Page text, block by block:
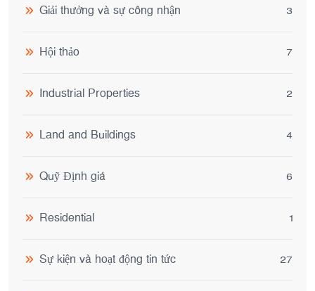
Giải thưởng và sự công nhận 3
Hội thảo 7
Industrial Properties 2
Land and Buildings 4
Quỹ Định giá 6
Residential 1
Sự kiện và hoạt động tin tức 27